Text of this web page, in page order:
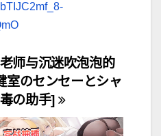
师与沉迷吹泡泡的
室のセンセーとシャ
の助手]